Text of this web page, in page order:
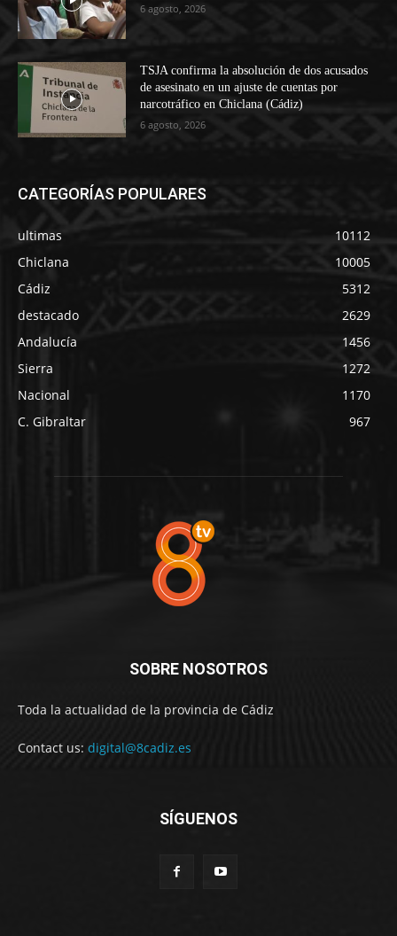
6 agosto, 2026
TSJA confirma la absolución de dos acusados
de asesinato en un ajuste de cuentas por
narcotráfico en Chiclana (Cádiz)
6 agosto, 2026
CATEGORÍAS POPULARES
ultimas
10112
Chiclana
10005
Cádiz
5312
destacado
2629
Andalucía
1456
Sierra
1272
Nacional
1170
C. Gibraltar
967
SOBRE NOSOTROS
Toda la actualidad de la provincia de Cádiz
Contact us: digital@8cadiz.es
SÍGUENOS